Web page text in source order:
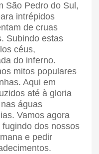
São Pedro do Sul,
intrépidos
de cruas
Subindo estas
céus,
do inferno.
mitos populares
Aqui em
até à gloria
águas
Vamos agora
dos nossos
e pedir